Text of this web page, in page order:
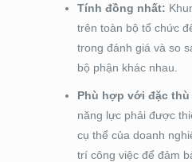
Tính đồng nhất:
trên toàn bộ tổ chức
trong đánh giá và so
bộ phận khác nhau.
Phù hợp với đặc
năng lực phải được
cụ thể của doanh
trí công việc để đảm